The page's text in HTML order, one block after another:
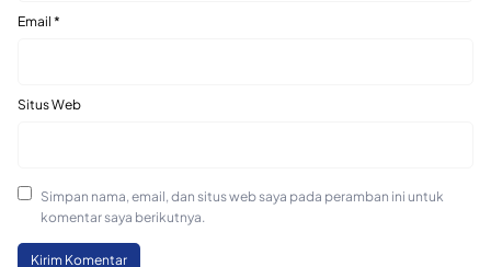
Email *
Situs Web
Simpan nama, email, dan situs web saya pada peramban ini untuk
komentar saya berikutnya.